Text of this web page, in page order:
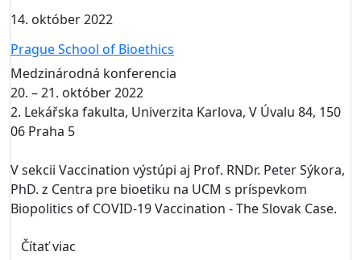
14. október 2022
Prague School of Bioethics
Medzinárodná konferencia
20. – 21. október 2022
2. Lekářska fakulta, Univerzita Karlova, V Úvalu 84, 150
06 Praha 5
V sekcii Vaccination výstúpi aj Prof. RNDr. Peter Sýkora,
PhD. z Centra pre bioetiku na UCM s príspevkom
Biopolitics of COVID-19 Vaccination - The Slovak Case.
Čítať viac